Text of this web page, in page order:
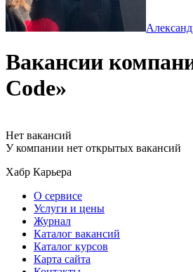
Вакансии
Code»
Нет вакансий
У компании нет открытых вакансий
Хабр Карьера
О сервисе
Услуги и цены
Журнал
Каталог вакансий
Каталог курсов
Карта сайта